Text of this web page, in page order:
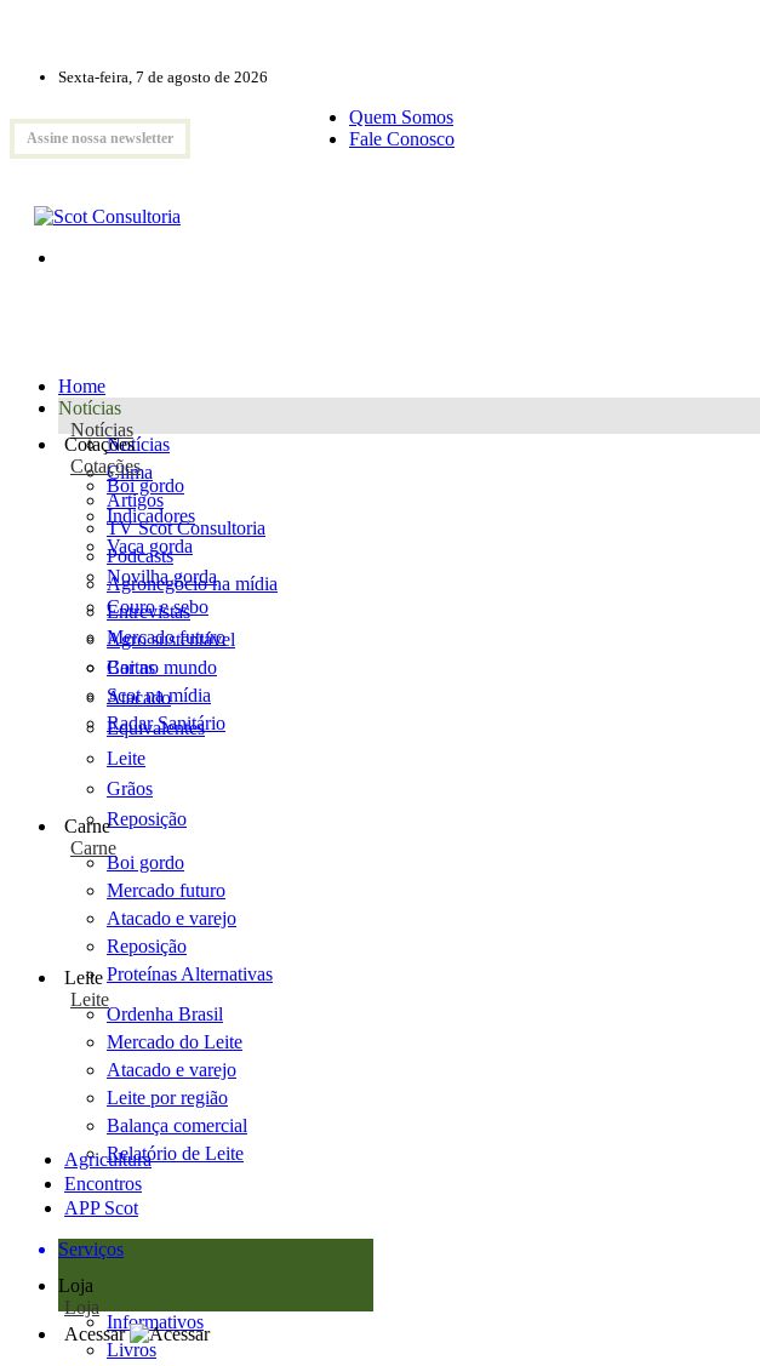
Sexta-feira, 7 de agosto de 2026
Assine nossa newsletter
Quem Somos
Fale Conosco
Home
Notícias
Notícias
Notícias
Clima
Artigos
TV Scot Consultoria
Podcasts
Agronegócio na mídia
Entrevistas
Agro sustentável
Cartas
Scot na mídia
Radar Sanitário
Cotações
Cotações
Boi gordo
Indicadores
Vaca gorda
Novilha gorda
Couro e sebo
Mercado futuro
Boi no mundo
Atacado
Equivalentes
Leite
Grãos
Reposição
Carne
Carne
Boi gordo
Mercado futuro
Atacado e varejo
Reposição
Proteínas Alternativas
Leite
Leite
Ordenha Brasil
Mercado do Leite
Atacado e varejo
Leite por região
Balança comercial
Relatório de Leite
Agricultura
Encontros
APP Scot
Serviços
Loja
Loja
Informativos
Livros
Acessar